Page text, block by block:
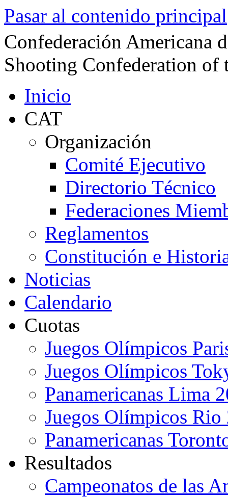
Pasar al contenido principal
Confederación Americana
Shooting Confederation of
Inicio
CAT
Organización
Comité Ejecutivo
Directorio Técnico
Federaciones
Reglamentos
Constitución e
Noticias
Calendario
Cuotas
Juegos Olímpicos
Juegos Olímpicos
Panamericanas Lima
Juegos Olímpicos Rio
Panamericanas
Resultados
Campeonatos de las